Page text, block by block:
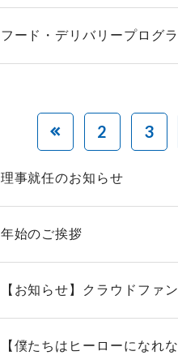
フード・デリバリープログ
2 3
理事就任のお知らせ
年始のご挨拶
【お知らせ】クラウドファ
【僕たちはヒーローになれ